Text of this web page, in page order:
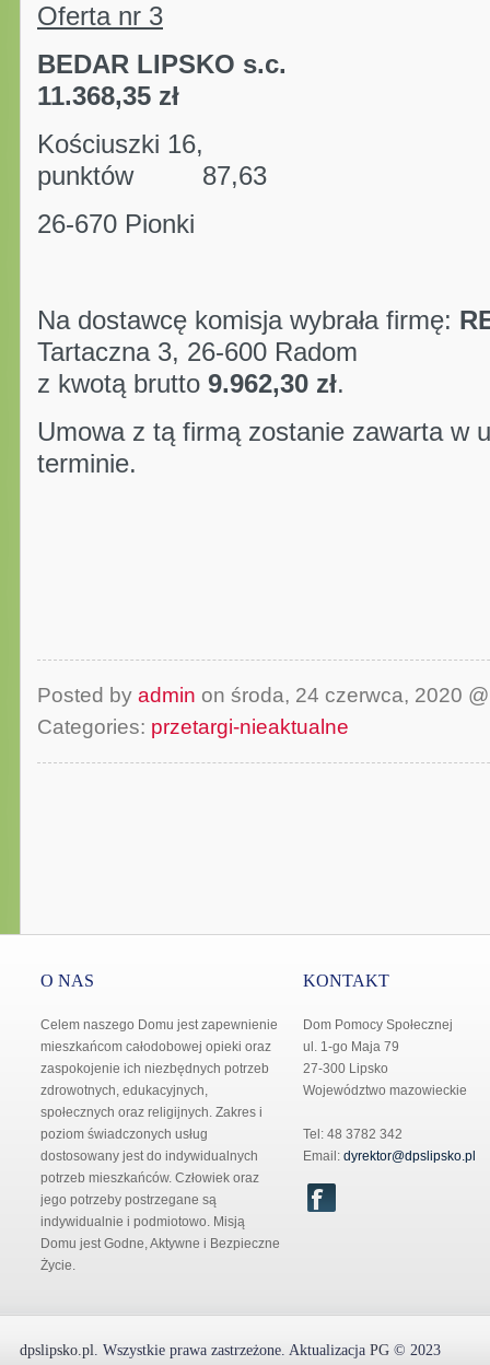
Oferta nr 3
BEDAR LIPSKO s.c.
11.368,35 zł
Kościuszki
punktów 87,63
26-670 Pionki
Na dostawcę komisja wybrała firmę:
Tartaczna 3, 26-600 Radom
z kwotą brutto 9.962,30 zł.
Umowa z tą firmą zostanie zawarta w
terminie.
Posted by admin on środa, 24 czerwca, 2020
Categories: przetargi-nieaktualne
O NAS
Celem naszego Domu jest zapewnienie
mieszkańcom całodobowej opieki oraz
zaspokojenie ich niezbędnych potrzeb
zdrowotnych, edukacyjnych,
społecznych oraz religijnych. Zakres i
poziom świadczonych usług
dostosowany jest do indywidualnych
potrzeb mieszkańców. Człowiek oraz
jego potrzeby postrzegane są
indywidualnie i podmiotowo. Misją
Domu jest Godne, Aktywne i Bezpieczne
Życie.
KONTAKT
Dom Pomocy Społecznej
ul. 1-go Maja 79
27-300 Lipsko
Województwo mazowieckie
Tel: 48 3782 342
Email: dyrektor@dpslipsko.pl
dpslipsko.pl. Wszystkie prawa zastrzeżone. Aktualizacja PG © 2023